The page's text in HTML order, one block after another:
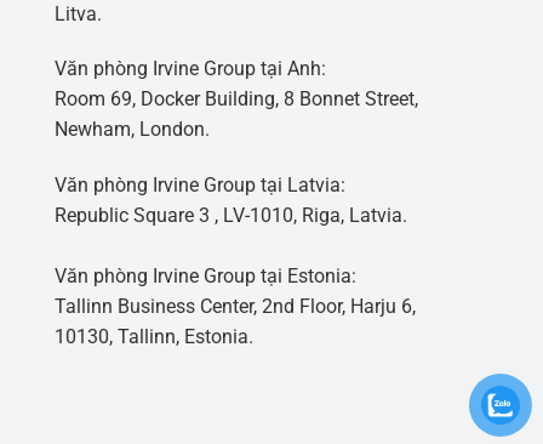
Litva.
Văn phòng Irvine Group tại Anh:
Room 69, Docker Building, 8 Bonnet Street,
Newham, London.
Văn phòng Irvine Group tại Latvia:
Republic Square 3 , LV-1010, Riga, Latvia.
Văn phòng Irvine Group tại Estonia:
Tallinn Business Center, 2nd Floor, Harju 6,
10130, Tallinn, Estonia.